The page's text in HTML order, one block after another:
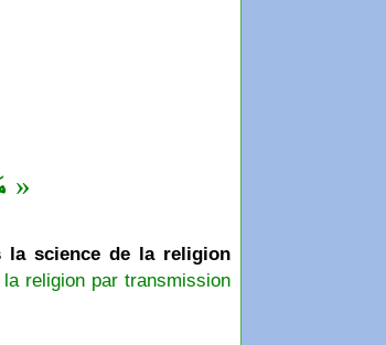
«
la science de la religion
la religion par transmission